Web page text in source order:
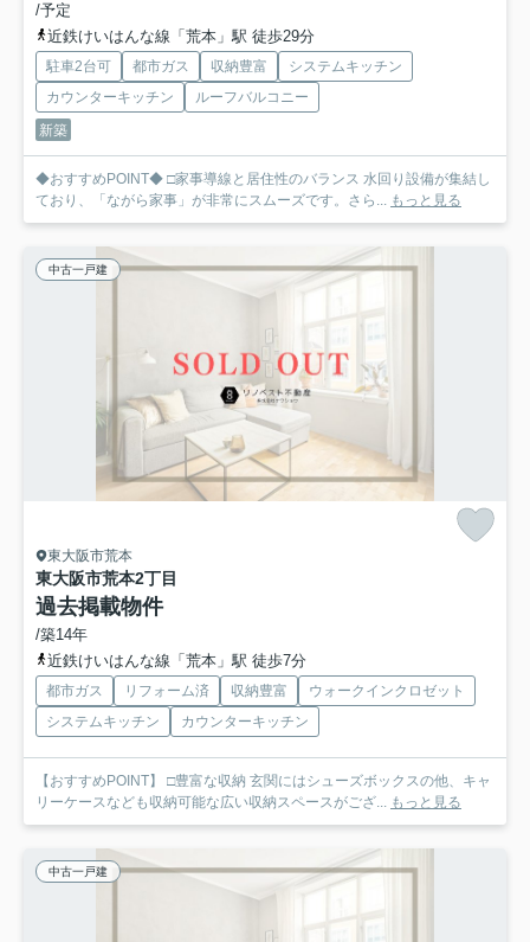
/予定
近鉄けいはんな線「荒本」駅 徒歩29分
駐車2台可 都市ガス 収納豊富
システムキッチン
カウンターキッチン
ルーフバルコニー
新築
◆おすすめPOINT◆ □家事導線と居住性のバランス 水回り設備が集結し
ており、「ながら家事」が非常にスムーズです。さら... もっと見る
中古一戸建
東大阪市荒本
東大阪市荒本2丁目
過去掲載物件
/築14年
近鉄けいはんな線「荒本」駅 徒歩7分
都市ガス リフォーム済 収納豊富
ウォークインクロゼット
システムキッチン
カウンターキッチン
【おすすめPOINT】 □豊富な収納 玄関にはシューズボックスの他、キャ
リーケースなども収納可能な広い収納スペースがござ... もっと見る
中古一戸建